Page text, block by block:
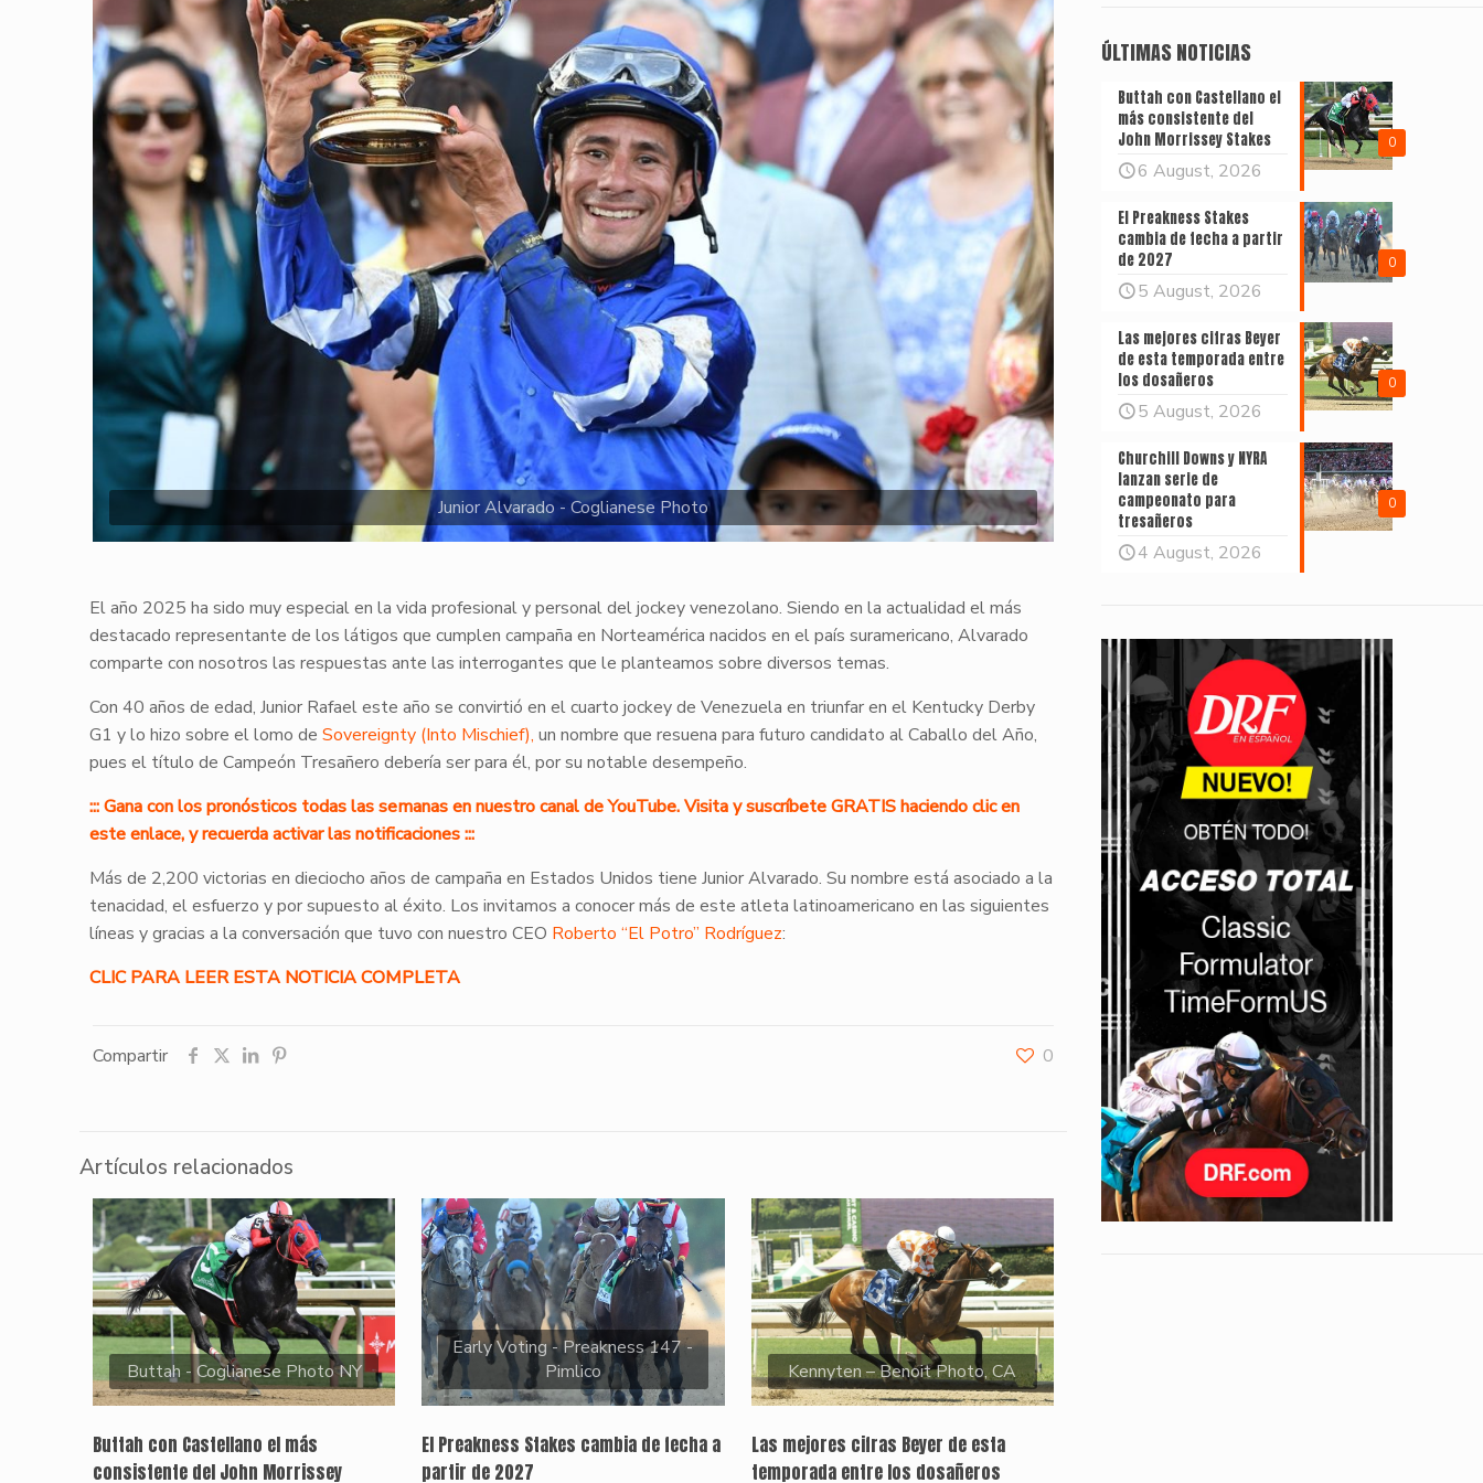
Junior Alvarado - Coglianese Photo
El año 2025 ha sido muy especial en la vida profesional y personal del jockey venezolano. Siendo en la actualidad el más
destacado representante de los látigos que cumplen campaña en Norteamérica nacidos en el país suramericano, Alvarado
comparte con nosotros las respuestas ante las interrogantes que le planteamos sobre diversos temas.
Con 40 años de edad, Junior Rafael este año se convirtió en el cuarto jockey de Venezuela en triunfar en el Kentucky Derby
G1 y lo hizo sobre el lomo de Sovereignty (Into Mischief), un nombre que resuena para futuro candidato al Caballo del Año,
pues el título de Campeón Tresañero debería ser para él, por su notable desempeño.
::: Gana con los pronósticos todas las semanas en nuestro canal de YouTube. Visita y suscríbete GRATIS haciendo clic en
este enlace, y recuerda activar las notificaciones :::
Más de 2,200 victorias en dieciocho años de campaña en Estados Unidos tiene Junior Alvarado. Su nombre está asociado a la
tenacidad, el esfuerzo y por supuesto al éxito. Los invitamos a conocer más de este atleta latinoamericano en las siguientes
líneas y gracias a la conversación que tuvo con nuestro CEO Roberto “El Potro” Rodríguez:
CLIC PARA LEER ESTA NOTICIA COMPLETA
Compartir 0
Artículos relacionados
Buttah - Coglianese Photo NY
Buttah con Castellano el más
consistente del John Morrissey
Early Voting - Preakness 147 -
Pimlico
El Preakness Stakes cambia de fecha a
partir de 2027
Kennyten – Benoit Photo, CA
Las mejores cifras Beyer de esta
temporada entre los dosañeros
ÚLTIMAS NOTICIAS
0
Buttah con Castellano el
más consistente del
John Morrissey Stakes
6 August, 2026
0
El Preakness Stakes
cambia de fecha a partir
de 2027
5 August, 2026
0
Las mejores cifras Beyer
de esta temporada entre
los dosañeros
5 August, 2026
0
Churchill Downs y NYRA
lanzan serie de
campeonato para
tresañeros
4 August, 2026